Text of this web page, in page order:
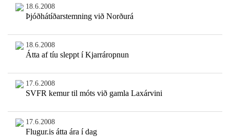
18.6.2008
Þjóðhátíðarstemning við Norðurá
18.6.2008
Átta af tíu sleppt í Kjarráropnun
17.6.2008
SVFR kemur til móts við gamla Laxárvini
17.6.2008
Flugur.is átta ára í dag